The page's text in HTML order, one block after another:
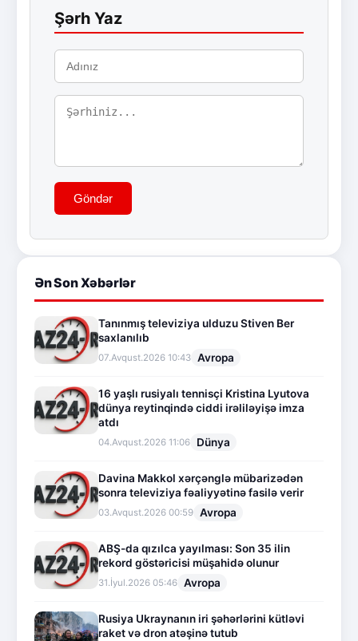
Şərh Yaz
Göndər
Ən Son Xəbərlər
Tanınmış televiziya ulduzu Stiven Ber
saxlanılıb
07.Avqust.2026 10:43 Avropa
16 yaşlı rusiyalı tennisçi Kristina Lyutova
dünya reytinqində ciddi irəliləyişə imza
atdı
04.Avqust.2026 11:06 Dünya
Davina Makkol xərçənglə mübarizədən
sonra televiziya fəaliyyətinə fasilə verir
03.Avqust.2026 00:59 Avropa
ABŞ-da qızılca yayılması: Son 35 ilin
rekord göstəricisi müşahidə olunur
31.İyul.2026 05:46 Avropa
Rusiya Ukraynanın iri şəhərlərini kütləvi
raket və dron atəşinə tutub